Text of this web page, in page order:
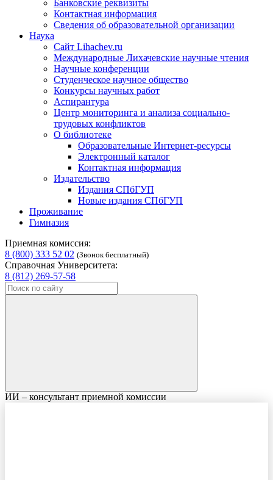
Банковские реквизиты
Контактная информация
Сведения об образовательной организации
Наука
Сайт Lihachev.ru
Международные Лихачевские научные чтения
Научные конференции
Студенческое научное общество
Конкурсы научных работ
Аспирантура
Центр мониторинга и анализа социально-
трудовых конфликтов
О библиотеке
Образовательные Интернет-ресурсы
Электронный каталог
Контактная информация
Издательство
Издания СПбГУП
Новые издания СПбГУП
Проживание
Гимназия
Приемная комиссия:
8 (800) 333 52 02 (Звонок бесплатный)
Справочная Университета:
8 (812) 269-57-58
ИИ – консультант приемной комиссии